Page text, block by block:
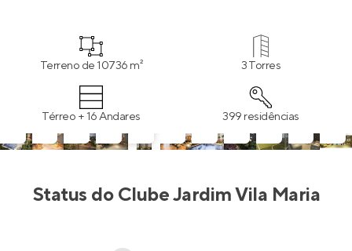
Terreno de 10736 m² 3 Torres
Térreo + 16 Andares 399 residências
Status doClube Jardim Vila Maria